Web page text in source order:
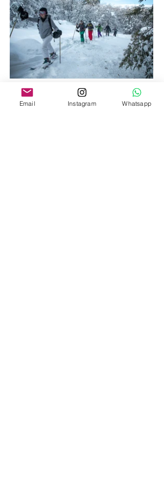
4 volcanes en 7 días
Email Instagram Whatsapp